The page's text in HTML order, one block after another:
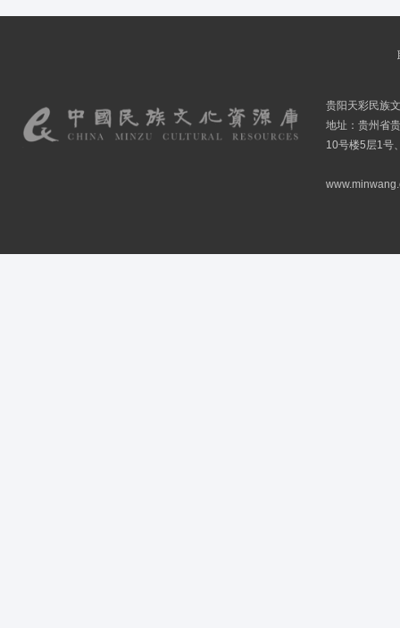
贵阳天彩民族
地址：贵州省
10号楼5层1号